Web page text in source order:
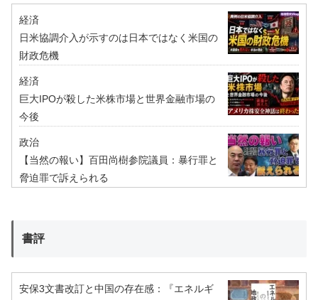
経済
日米協調介入が示すのは日本ではなく米国の
財政危機
経済
巨大IPOが殺した米株市場と世界金融市場の
今後
政治
【当然の報い】百田尚樹参院議員：暴行罪と
脅迫罪で訴えられる
書評
安保3文書改訂と中国の存在感：『エネルギ